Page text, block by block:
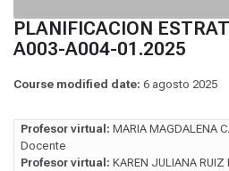
PLANIFICACION
A003-A004-01.2025
Course modified date: 6 agosto 2025
Profesor virtual: MARIA MAGDALENA
Docente
Profesor virtual: KAREN JULIANA